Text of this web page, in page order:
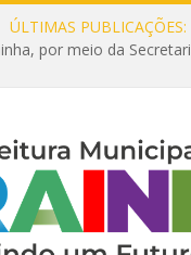
ÚLTIMAS PUBLICAÇÕES: